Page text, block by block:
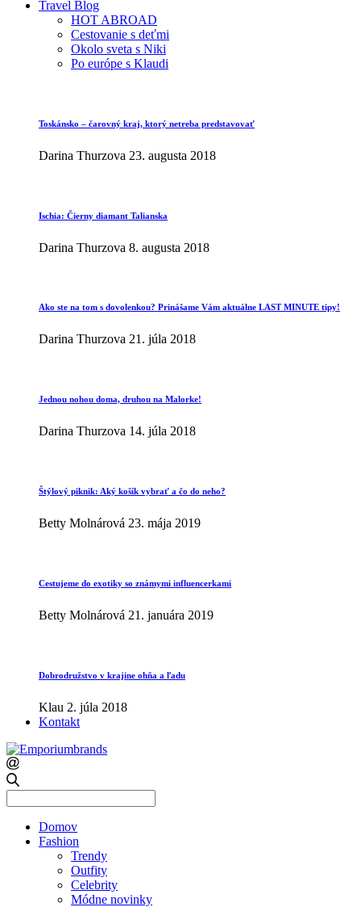
Travel Blog
HOT ABROAD
Cestovanie s deťmi
Okolo sveta s Niki
Po európe s Klaudi
Toskánsko – čarovný kraj, ktorý netreba predstavovať
Darina Thurzova 23. augusta 2018
Ischia: Čierny diamant Talianska
Darina Thurzova 8. augusta 2018
Ako ste na tom s dovolenkou? Prinášame Vám aktuálne LAST MINUTE tipy!
Darina Thurzova 21. júla 2018
Jednou nohou doma, druhou na Malorke!
Darina Thurzova 14. júla 2018
Štýlový piknik: Aký košík vybrať a čo do neho?
Betty Molnárová 23. mája 2019
Cestujeme do exotiky so známymi influencerkami
Betty Molnárová 21. januára 2019
Dobrodružstvo v krajine ohňa a ľadu
Klau 2. júla 2018
Kontakt
for:
Domov
Fashion
Trendy
Outfity
Celebrity
Módne novinky